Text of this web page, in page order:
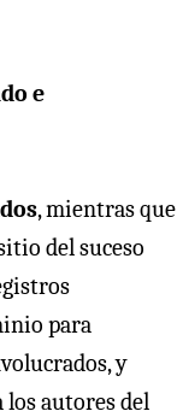
e
, mientras que
del suceso
para
y
autores del